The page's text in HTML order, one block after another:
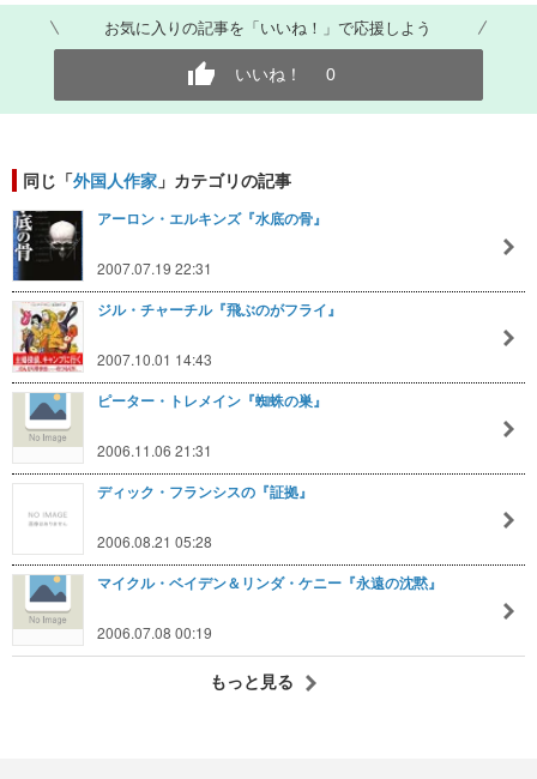
お気に入りの記事を「いいね！」で応援しよう
いいね！ 0
同じ「外国人作家 」カテゴリの記事
アーロン・エルキンズ『水底の骨』
2007.07.19 22:31
ジル・チャーチル『飛ぶのがフライ』
2007.10.01 14:43
ピーター・トレメイン『蜘蛛の巣』
2006.11.06 21:31
ディック・フランシスの『証拠』
2006.08.21 05:28
マイクル・ベイデン＆リンダ・ケニー『永遠の沈黙』
2006.07.08 00:19
もっと見る